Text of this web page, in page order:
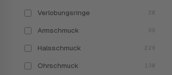
Verlobungsringe 20
Armschmuck 99
Halsschmuck 229
Ohrschmuck 130